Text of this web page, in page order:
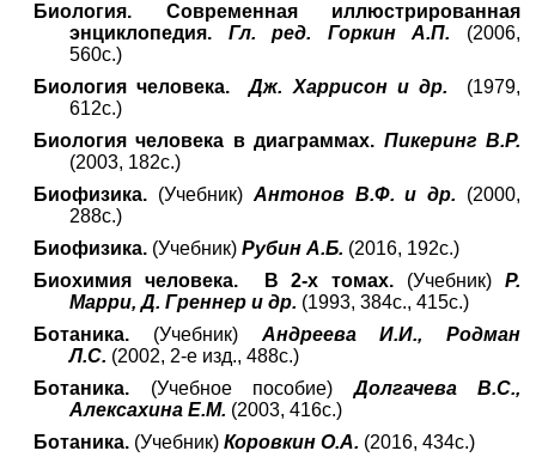
Биология. Современная иллюстрированная
энциклопедия. Гл. ред. Горкин А.П. (2006,
560с.)
Биология человека.Дж. Харрисон и др.
(1979,
612с.)
Биология человека в диаграммах. Пикеринг В.Р.
(2003, 182с.)
Биофизика. (Учебник) Антонов В.Ф. и др. (2000,
288с.)
Биофизика. (Учебник) Рубин А.Б. (2016, 192с.)
Биохимия человека. В 2-х томах. (Учебник)Р.
Марри, Д. Греннер и др. (1993, 384с., 415с.)
Ботаника. (Учебник)
Андреева И.И., Родман
Л.С. (2002, 2-е изд., 488с.)
Ботаника. (Учебное пособие)Долгачева В.С.,
Алексахина Е.М. (2003, 416с.)
Ботаника. (Учебник) Коровкин О.А. (2016, 434с.)